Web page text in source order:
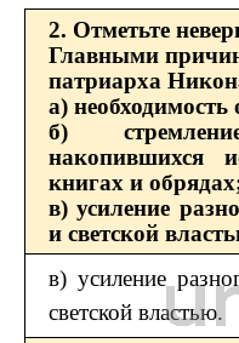
2. Отметьте
Главными
патриарха
а)
б)
накопившихся
книгах и
в) усиление
и светской
в) усиление
светской властью.